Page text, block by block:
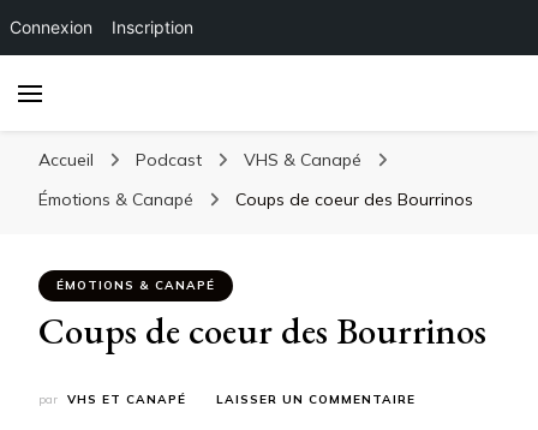
Connexion Inscription
Accueil Podcast
VHS & Canapé
Émotions & Canapé
Coups de coeur des Bourrinos
ÉMOTIONS & CANAPÉ
Coups de coeur des Bourrinos
par VHS ET CANAPÉ LAISSER UN COMMENTAIRE